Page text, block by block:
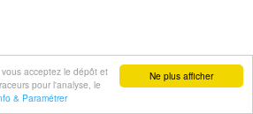
Ne plus afficher
acceptez le dépôt et
pour l'analyse, le
& Paramétrer